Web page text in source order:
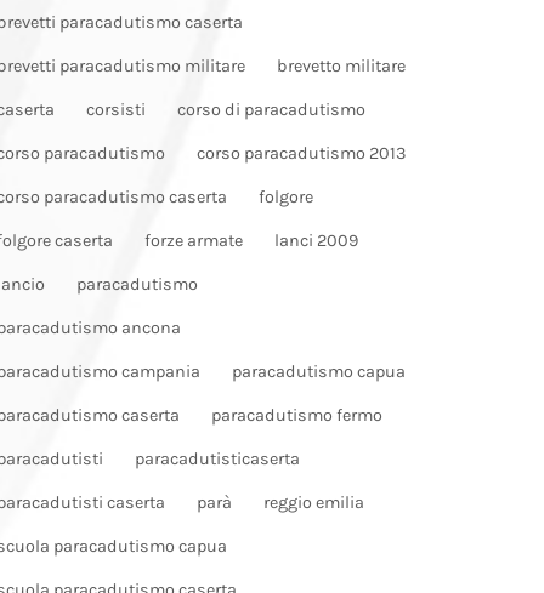
paracadutismo caserta
paracadutismo militare brevetto militare
corsisti corso di paracadutismo
paracadutismo corso paracadutismo 2013
paracadutismo caserta folgore
caserta forze armate lanci 2009
paracadutismo
ancona
campania paracadutismo capua
caserta paracadutismo fermo
paracadutisticaserta
caserta parà reggio emilia
paracadutismo capua